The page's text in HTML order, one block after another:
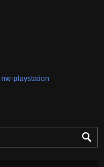
nw-playstation